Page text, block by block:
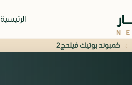
الرئيسية
› كمبوند بوتيك فيلدج2